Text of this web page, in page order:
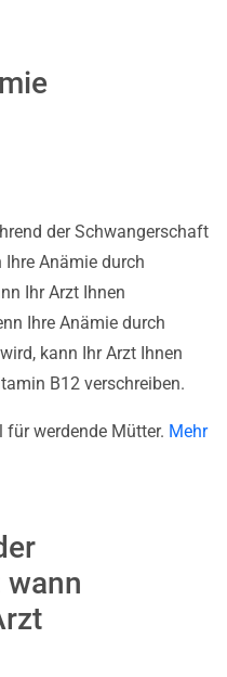
der Schwangerschaft
Ihre Anämie durch
Ihr Arzt Ihnen
Ihre Anämie durch
kann Ihr Arzt Ihnen
B12 verschreiben.
für werdende Mütter. Mehr